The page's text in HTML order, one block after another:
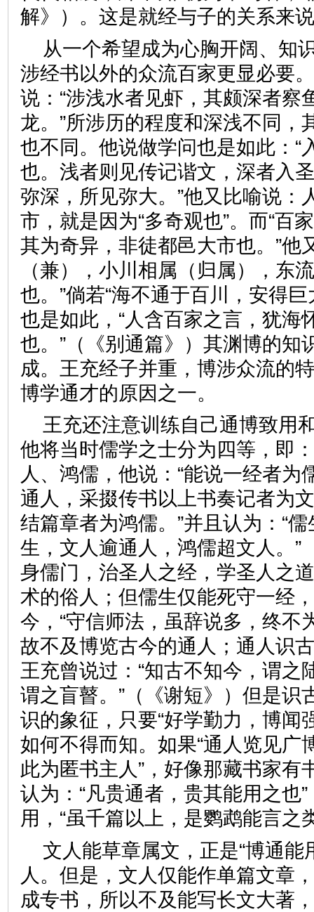
解》）。这是就经与子的关系来
从一个希望成为心胸开阔、知
涉经书以外的众流百家更显必要
说：“涉浅水者见虾，其颇深者察
龙。”所涉历的程度和深浅不同，
也不同。他说做学问也是如此：“
也。浅者则见传记谐文，深者入
弥深，所见弥大。”他又比喻说：
市，就是因为“多奇观也”。而“百
其为奇异，非徒都邑大市也。”他
（兼），小川相属（归属），东
也。”倘若“海不通于百川，安得
也是如此，“人含百家之言，犹海
也。”（《别通篇》）其渊博的知
成。王充经子并重，博涉众流的
博学通才的原因之一。
王充还注意训练自己通博致用
他将当时儒学之士分为四等，即
人、鸿儒，他说：“能说一经者为
通人，采掇传书以上书奏记者为
结篇章者为鸿儒。”并且认为：“
生，文人逾通人，鸿儒超文人。”
身儒门，治圣人之经，学圣人之
术的俗人；但儒生仅能死守一经
今，“守信师法，虽辞说多，终不
故不及博览古今的通人；通人识
王充曾说过：“知古不知今，谓之
谓之盲瞽。”（《谢短》）但是识
识的象征，只要“好学勤力，博闻
如何不得而知。如果“通人览见广
此为匿书主人”，好像那藏书家有
认为：“凡贵通者，贵其能用之也
用，“虽千篇以上，是鹦鹉能言之
文人能草章属文，正是“博通能
人。但是，文人仅能作单篇文章
成专书，所以不及能写长文大著